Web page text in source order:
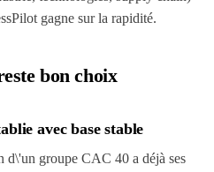
gagne sur la rapidité.
bon choix
avec base stable
groupe CAC 40 a déjà ses